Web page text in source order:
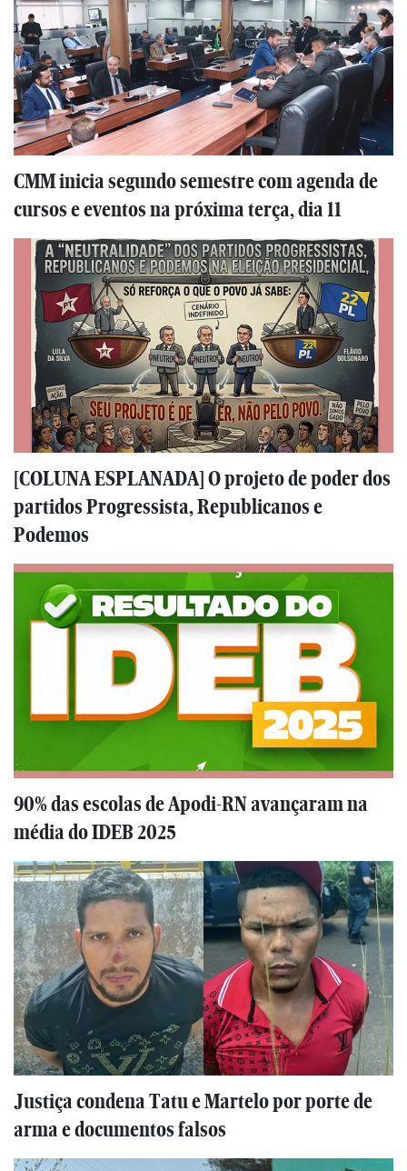
CMM inicia segundo semestre com agenda de
cursos e eventos na próxima terça, dia 11
[COLUNA ESPLANADA] O projeto de poder dos
partidos Progressista, Republicanos e
Podemos
90% das escolas de Apodi-RN avançaram na
média do IDEB 2025
Justiça condena Tatu e Martelo por porte de
arma e documentos falsos